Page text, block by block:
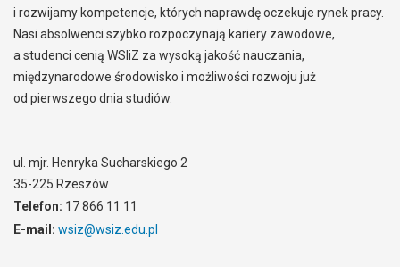
i rozwijamy kompetencje, których naprawdę oczekuje rynek pracy.
Nasi absolwenci szybko rozpoczynają kariery zawodowe,
a studenci cenią WSIiZ za wysoką jakość nauczania,
międzynarodowe środowisko i możliwości rozwoju już
od pierwszego dnia studiów.
ul. mjr. Henryka Sucharskiego 2
35-225 Rzeszów
Telefon: 17 866 11 11
E-mail: wsiz@wsiz.edu.pl